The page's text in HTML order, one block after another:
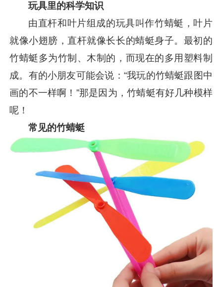
玩具里的科学知识
由直杆和叶片组成的玩具叫作竹蜻蜓，叶片
就像小翅膀，直杆就像长长的蜻蜓身子。最初的
竹蜻蜓多为竹制、木制的，而现在的多用塑料制
成。有的小朋友可能会说：“我玩的竹蜻蜓跟图中
画的不一样啊！”那是因为，竹蜻蜓有好几种模样
呢！
常见的竹蜻蜓